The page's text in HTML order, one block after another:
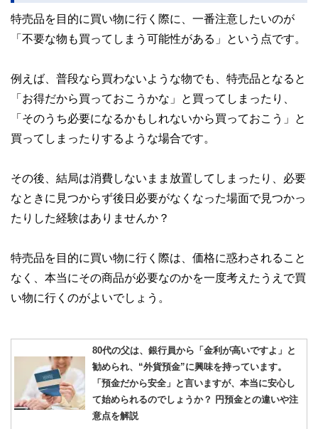
特売品を目的に買い物に行く際に、一番注意したいのが
「不要な物も買ってしまう可能性がある」という点です。
例えば、普段なら買わないような物でも、特売品となると
「お得だから買っておこうかな」と買ってしまったり、
「そのうち必要になるかもしれないから買っておこう」と
買ってしまったりするような場合です。
その後、結局は消費しないまま放置してしまったり、必要
なときに見つからず後日必要がなくなった場面で見つかっ
たりした経験はありませんか？
特売品を目的に買い物に行く際は、価格に惑わされること
なく、本当にその商品が必要なのかを一度考えたうえで買
い物に行くのがよいでしょう。
80代の父は、銀行員から「金利が高いですよ」と
勧められ、“外貨預金”に興味を持っています。
「預金だから安全」と言いますが、本当に安心し
て始められるのでしょうか？ 円預金との違いや注
意点を解説